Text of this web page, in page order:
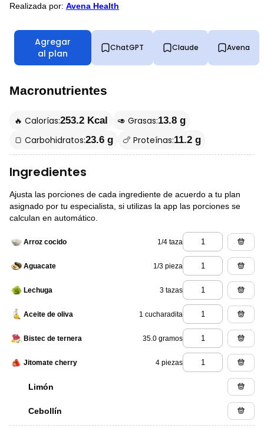
Realizada por: Avena Health
Agregar
al plan
ChatGPT Claude Avena
Macronutrientes
🔥 Calorías:253.2 Kcal 🥑 Grasas:13.8 g
🍞 Carbohidratos:23.6 g 🍗 Proteínas:11.2 g
Ingredientes
Ajusta las porciones de cada ingrediente de acuerdo a tu plan
asignado por tu especialista, si utilizas la app las porciones se
calculan en automático.
Arroz cocido 1/4 taza
Aguacate 1/3 pieza
Lechuga 3 tazas
Aceite de oliva 1 cucharadita
Bistec de ternera 35.0 gramos
Jitomate cherry 4 piezas
Limón
Cebollín